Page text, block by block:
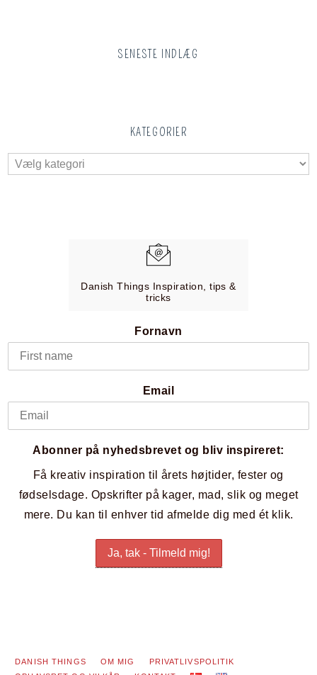
SENESTE INDLÆG
KATEGORIER
Danish Things Inspiration, tips &
tricks
Fornavn
Email
Abonner på nyhedsbrevet og bliv inspireret:
Få kreativ inspiration til årets højtider, fester og
fødselsdage. Opskrifter på kager, mad, slik og meget
mere. Du kan til enhver tid afmelde dig med ét klik.
DANISH THINGS OM MIG
PRIVATLIVSPOLITIK